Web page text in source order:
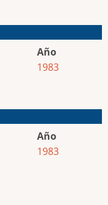
Año
1983
Año
1983